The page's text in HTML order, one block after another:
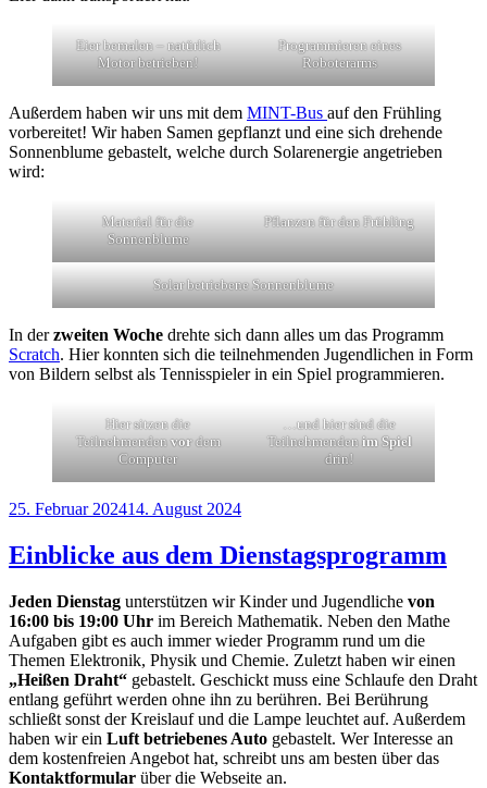
Eier bemalen – natürlich
Motor betrieben!
Programmieren eines
Roboterarms
Außerdem haben wir uns mit dem MINT-Bus auf den Frühling
vorbereitet! Wir haben Samen gepflanzt und eine sich drehende
Sonnenblume gebastelt, welche durch Solarenergie angetrieben
wird:
Material für die
Sonnenblume
Pflanzen für den Frühling
Solar betriebene Sonnenblume
In derzweiten Woche drehte sich dann alles um das Programm
Scratch. Hier konnten sich die teilnehmenden Jugendlichen in Form
von Bildern selbst als Tennisspieler in ein Spiel programmieren.
Hier sitzen die
Teilnehmendenvor dem
Computer
…und hier sind die
Teilnehmenden im Spiel
drin!
Veröffentlicht
25. Februar 202414. August 2024
Einblicke aus dem Dienstagsprogramm
Jeden Dienstag unterstützen wir Kinder und Jugendliche von
16:00 bis 19:00 Uhr im Bereich Mathematik. Neben den Mathe
Aufgaben gibt es auch immer wieder Programm rund um die
Themen Elektronik, Physik und Chemie. Zuletzt haben wir einen
„Heißen Draht“ gebastelt. Geschickt muss eine Schlaufe den Draht
entlang geführt werden ohne ihn zu berühren. Bei Berührung
schließt sonst der Kreislauf und die Lampe leuchtet auf. Außerdem
haben wir ein Luft betriebenes Auto gebastelt. Wer Interesse an
dem kostenfreien Angebot hat, schreibt uns am besten über das
Kontaktformular über die Webseite an.